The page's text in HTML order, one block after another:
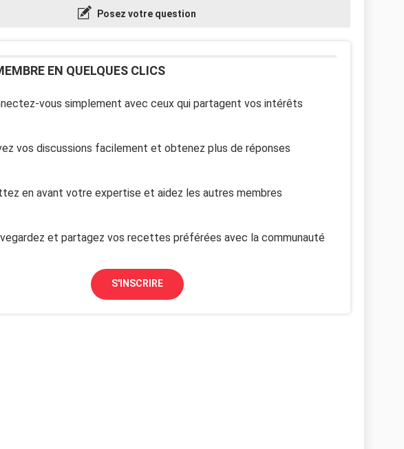
Posez votre question
EN QUELQUES CLICS
vous simplement avec ceux qui partagent vos intérêts
vos discussions facilement et obtenez plus de réponses
en avant votre expertise et aidez les autres membres
et partagez vos recettes préférées avec la communauté
S'INSCRIRE